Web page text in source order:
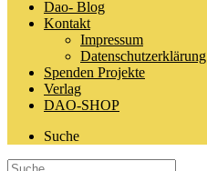
Dao- Blog
Kontakt
Impressum
Datenschutzerklärung
Spenden Projekte
Verlag
DAO-SHOP
Suche